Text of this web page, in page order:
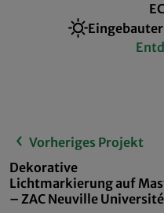
Vorheriges Projekt
Dekorative
Lichtmarkierung auf
– ZAC Neuville Université